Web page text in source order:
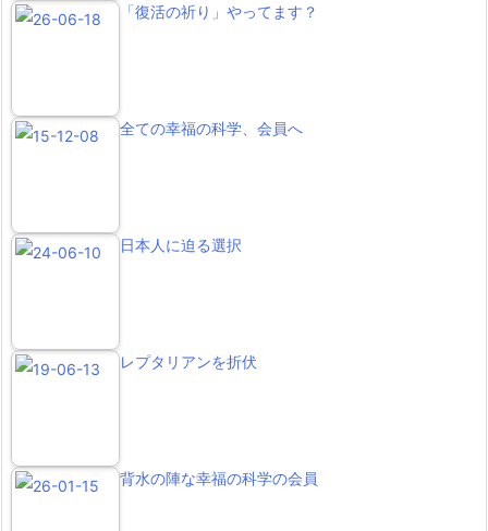
「復活の祈り」やってます？
全ての幸福の科学、会員へ
日本人に迫る選択
レプタリアンを折伏
背水の陣な幸福の科学の会員